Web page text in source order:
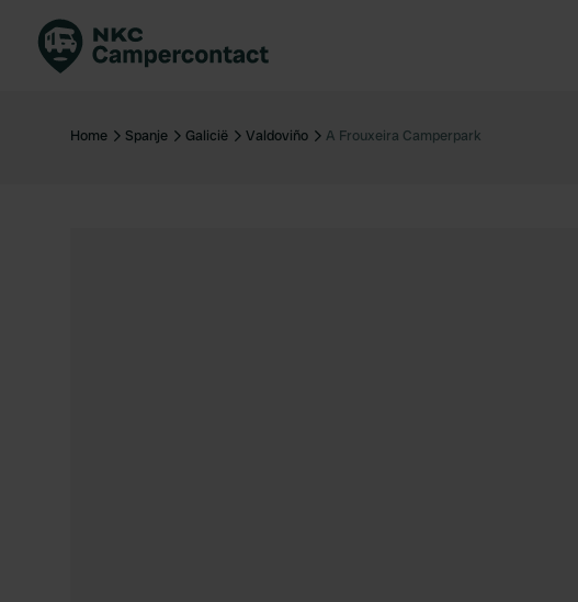
Nederland
Nederland
Home Spanje Galicië Valdoviño A Frouxeira Camperpark